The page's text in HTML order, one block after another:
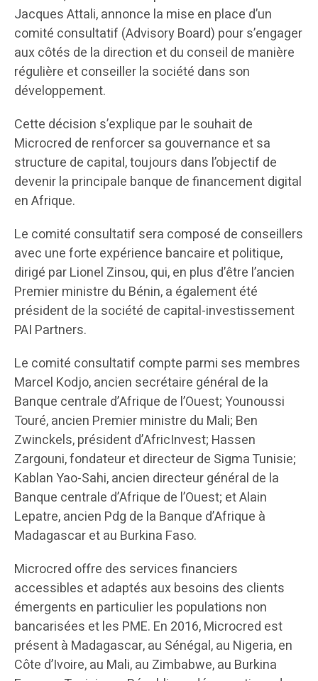
Jacques Attali, annonce la mise en place d’un
comité consultatif (Advisory Board) pour s’engager
aux côtés de la direction et du conseil de manière
régulière et conseiller la société dans son
développement.
Cette décision s’explique par le souhait de
Microcred de renforcer sa gouvernance et sa
structure de capital, toujours dans l’objectif de
devenir la principale banque de financement digital
en Afrique.
Le comité consultatif sera composé de conseillers
avec une forte expérience bancaire et politique,
dirigé par Lionel Zinsou, qui, en plus d’être l’ancien
Premier ministre du Bénin, a également été
président de la société de capital-investissement
PAI Partners.
Le comité consultatif compte parmi ses membres
Marcel Kodjo, ancien secrétaire général de la
Banque centrale d’Afrique de l’Ouest; Younoussi
Touré, ancien Premier ministre du Mali; Ben
Zwinckels, président d’AfricInvest; Hassen
Zargouni, fondateur et directeur de Sigma Tunisie;
Kablan Yao-Sahi, ancien directeur général de la
Banque centrale d’Afrique de l’Ouest; et Alain
Lepatre, ancien Pdg de la Banque d’Afrique à
Madagascar et au Burkina Faso.
Microcred offre des services financiers
accessibles et adaptés aux besoins des clients
émergents en particulier les populations non
bancarisées et les PME. En 2016, Microcred est
présent à Madagascar, au Sénégal, au Nigeria, en
Côte d’Ivoire, au Mali, au Zimbabwe, au Burkina